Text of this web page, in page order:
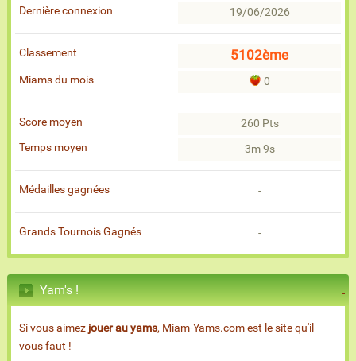
Dernière connexion
19/06/2026
Classement 5102ème
Miams du mois 0
Score moyen
260 Pts
Temps moyen
3m 9s
Médailles gagnées -
Grands Tournois Gagnés -
Yam's !
Si vous aimez jouer au yams, Miam-Yams.com est le site qu'il
vous faut !